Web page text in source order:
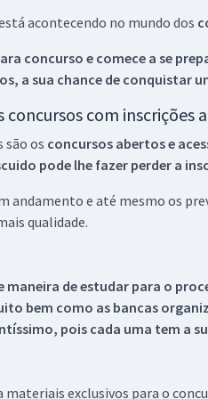
acontecendo no mundo dos
concurso e comece a se
a sua chance de conquistar
com inscrições
são os concursos abertos e
pode lhe fazer perder a
andamento e até mesmo os
qualidade.
maneira de estudar para o
bem como as bancas
pois cada uma tem a
materiais exclusivos para o